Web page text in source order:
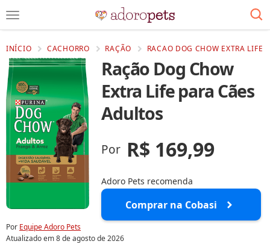
INÍCIO CACHORRO RAÇÃO RACAO DOG CHOW EXTRA LIFE
Ração Dog Chow
Extra Life para Cães
Adultos
Por R$ 169,99
Adoro Pets recomenda
Comprar na Cobasi
Por Equipe Adoro Pets
Atualizado em8 de agosto de 2026